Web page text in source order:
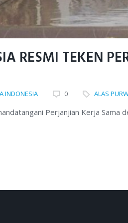
RESMI TEKEN
INDONESIA 0 ALAS
Perjanjian Kerja Sama